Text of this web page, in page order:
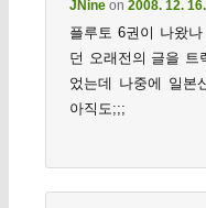
JNineon 2008. 12.
플루토 6권이 나왔
던 오래전의 글을
었는데 나중에 일본
아직도;;;